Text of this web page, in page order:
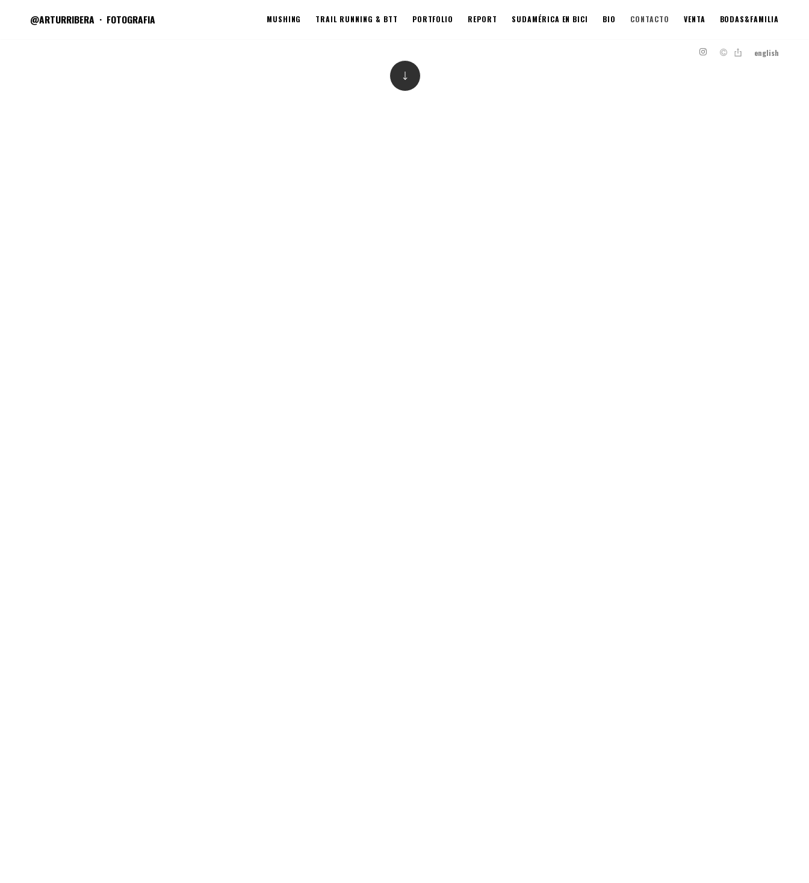
@ARTURRIBERA FOTOGRAFIA MUSHING TRAIL RUNNING & BTT PORTFOLIO REPORT SUDAMÉRICA EN BICI BIO CONTACTO VENTA BODAS&FAMILIA
english